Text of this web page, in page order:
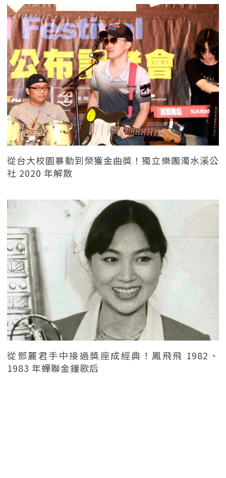
從台大校園暴動到榮獲金曲獎！獨立樂團濁水溪公
社 2020 年解散
從鄧麗君手中接過獎座成經典！鳳飛飛 1982、
1983 年蟬聯金鐘歌后